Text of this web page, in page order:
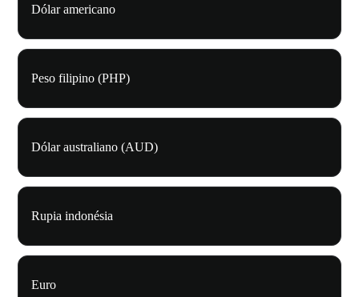
Dólar americano
Peso filipino (PHP)
Dólar australiano (AUD)
Rupia indonésia
Euro